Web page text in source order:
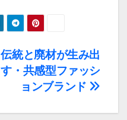
伝統と廃材が生み出
す・共感型ファッシ
ョンブランド